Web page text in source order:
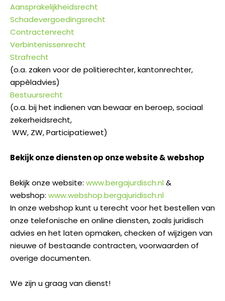
Aansprakelijkheidsrecht
Schadevergoedingsrecht
Contractenrecht
Verbintenissenrecht
Strafrecht
(o.a. zaken voor de politierechter, kantonrechter,
appèladvies)
Bestuursrecht
(o.a. bij het indienen van bewaar en beroep, sociaal
zekerheidsrecht,
WW, ZW, Participatiewet)
Bekijk onze diensten op onze website & webshop
Bekijk onze website: www.bergajurdisch.nl &
webshop: www.webshop.bergajuridisch.nl
In onze webshop kunt u terecht voor het bestellen van
onze telefonische en online diensten, zoals juridisch
advies en het laten opmaken, checken of wijzigen van
nieuwe of bestaande contracten, voorwaarden of
overige documenten.
We zijn u graag van dienst!